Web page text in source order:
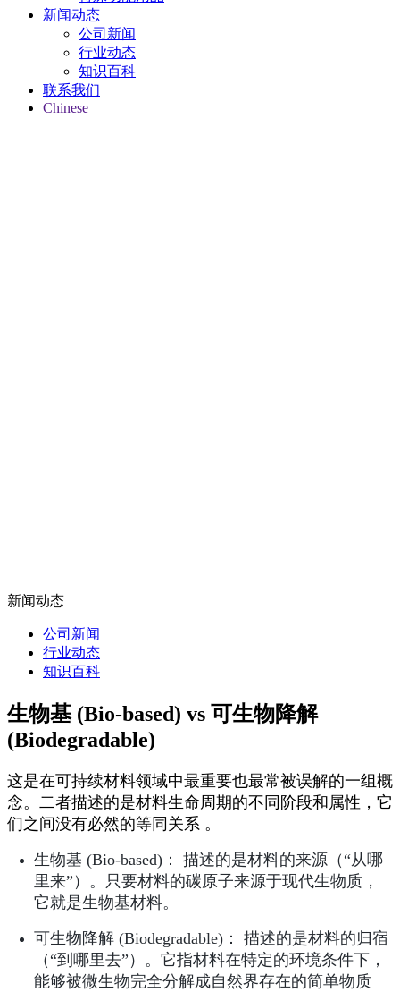
新闻动态
公司新闻
行业动态
知识百科
联系我们
Chinese
新闻动态
公司新闻
行业动态
知识百科
生物基 (Bio-based) vs 可生物降解
(Biodegradable)
这是在可持续材料领域中最重要也最常被误解的一组概
念。二者描述的是材料生命周期的不同阶段和属性，它
们之间没有必然的等同关系 。
生物基 (Bio-based)： 描述的是材料的来源（“从哪
里来”）。只要材料的碳原子来源于现代生物质，
它就是生物基材料。
可生物降解 (Biodegradable)： 描述的是材料的归宿
（“到哪里去”）。它指材料在特定的环境条件下，
能够被微生物完全分解成自然界存在的简单物质